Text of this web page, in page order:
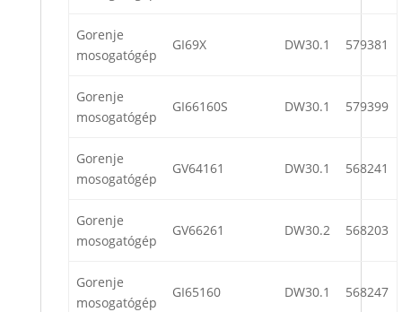
Gorenje
mosogatógép
GI69X DW30.1 579381
Gorenje
mosogatógép
GI66160S DW30.1 579399
Gorenje
mosogatógép
GV64161 DW30.1 568241
Gorenje
mosogatógép
GV66261 DW30.2 568203
Gorenje
mosogatógép
GI65160 DW30.1 568247